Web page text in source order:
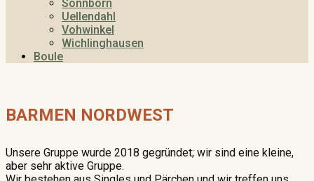
Sonnborn
Uellendahl
Vohwinkel
Wichlinghausen
Boule
BARMEN NORDWEST
Unsere Gruppe wurde 2018 gegründet; wir sind eine kleine,
aber sehr aktive Gruppe.